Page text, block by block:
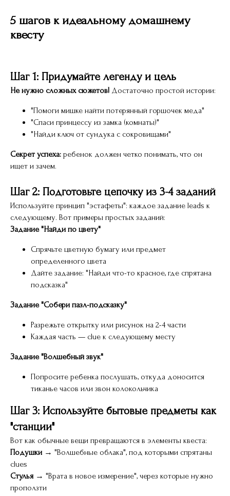
5 шагов к идеальному домашнему
квесту
Шаг 1: Придумайте легенду и цель
Не нужно сложных сюжетов! Достаточно простой истории:
"Помоги мишке найти потерянный горшочек меда"
"Спаси принцессу из замка (комнаты)"
"Найди ключ от сундука с сокровищами"
Секрет успеха: ребенок должен четко понимать, что он
ищет и зачем.
Шаг 2: Подготовьте цепочку из 3-4 заданий
Используйте принцип "эстафеты": каждое задание leads к
следующему. Вот примеры простых заданий:
Задание "Найди по цвету"
Спрячьте цветную бумагу или предмет
определенного цвета
Дайте задание: "Найди что-то красное, где спрятана
подсказка"
Задание "Собери пазл-подсказку"
Разрежьте открытку или рисунок на 2-4 части
Каждая часть — clue к следующему месту
Задание "Волшебный звук"
Попросите ребенка послушать, откуда доносится
тиканье часов или звон колокольчика
Шаг 3: Используйте бытовые предметы как
"станции"
Вот как обычные вещи превращаются в элементы квеста:
Подушки → "Волшебные облака", под которыми спрятаны
clues
Стулья → "Врата в новое измерение", через которые нужно
проползти